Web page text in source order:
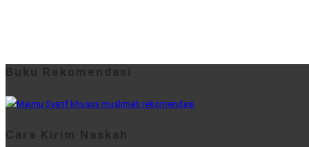
Buku Rekomendasi
Cara Kirim Naskah